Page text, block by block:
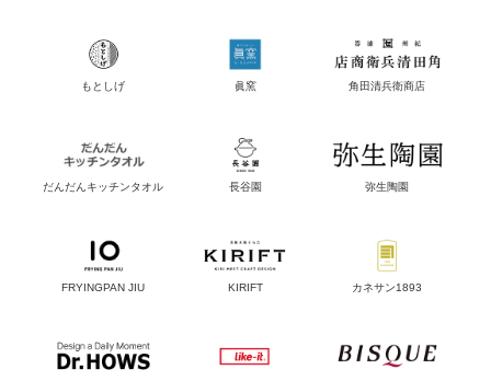
もとしげ 眞窯 角田清兵衛商店
だんだんキッチンタオル 長谷園 弥生陶園
FRYINGPAN JIU KIRIFT カネサン1893